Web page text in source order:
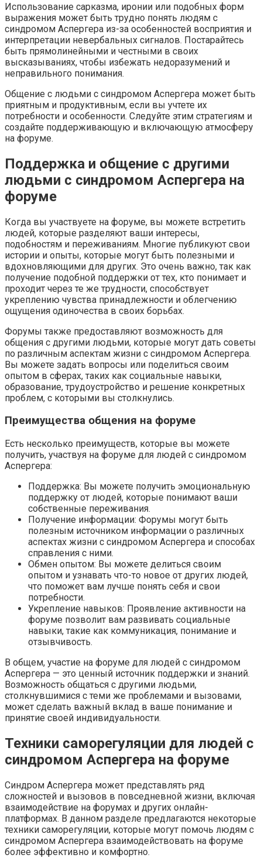
Использование сарказма, иронии или подобных форм
выражения может быть трудно понять людям с
синдромом Аспергера из-за особенностей восприятия и
интерпретации невербальных сигналов. Постарайтесь
быть прямолинейными и честными в своих
высказываниях, чтобы избежать недоразумений и
неправильного понимания.
Общение с людьми с синдромом Аспергера может быть
приятным и продуктивным, если вы учтете их
потребности и особенности. Следуйте этим стратегиям и
создайте поддерживающую и включающую атмосферу
на форуме.
Поддержка и общение с другими
людьми с синдромом Аспергера на
форуме
Когда вы участвуете на форуме, вы можете встретить
людей, которые разделяют ваши интересы,
подобностям и переживаниям. Многие публикуют свои
истории и опыты, которые могут быть полезными и
вдохновляющими для других. Это очень важно, так как
получение подобной поддержки от тех, кто понимает и
проходит через те же трудности, способствует
укреплению чувства принадлежности и облегчению
ощущения одиночества в своих борьбах.
Форумы также предоставляют возможность для
общения с другими людьми, которые могут дать советы
по различным аспектам жизни с синдромом Аспергера.
Вы можете задать вопросы или поделиться своим
опытом в сферах, таких как социальные навыки,
образование, трудоустройство и решение конкретных
проблем, с которыми вы столкнулись.
Преимущества общения на форуме
Есть несколько преимуществ, которые вы можете
получить, участвуя на форуме для людей с синдромом
Аспергера:
Поддержка: Вы можете получить эмоциональную
поддержку от людей, которые понимают ваши
собственные переживания.
Получение информации: Форумы могут быть
полезным источником информации о различных
аспектах жизни с синдромом Аспергера и способах
справления с ними.
Обмен опытом: Вы можете делиться своим
опытом и узнавать что-то новое от других людей,
что поможет вам лучше понять себя и свои
потребности.
Укрепление навыков: Проявление активности на
форуме позволит вам развивать социальные
навыки, такие как коммуникация, понимание и
отзывчивость.
В общем, участие на форуме для людей с синдромом
Аспергера — это ценный источник поддержки и знаний.
Возможность общаться с другими людьми,
столкнувшимися с теми же проблемами и вызовами,
может сделать важный вклад в ваше понимание и
принятие своей индивидуальности.
Техники саморегуляции для людей с
синдромом Аспергера на форуме
Синдром Аспергера может представлять ряд
сложностей и вызовов в повседневной жизни, включая
взаимодействие на форумах и других онлайн-
платформах. В данном разделе предлагаются некоторые
техники саморегуляции, которые могут помочь людям с
синдромом Аспергера взаимодействовать на форуме
более эффективно и комфортно.